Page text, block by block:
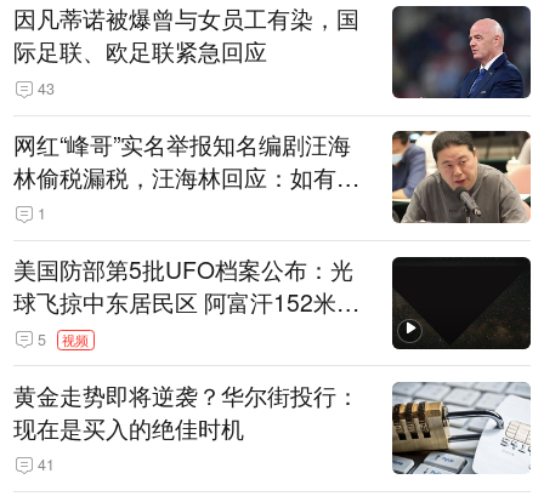
因凡蒂诺被爆曾与女员工有染，国
际足联、欧足联紧急回应
43
网红“峰哥”实名举报知名编剧汪海
林偷税漏税，汪海林回应：如有违
法行为，相关机构自会进行评判和
处理
1
美国防部第5批UFO档案公布：光
球飞掠中东居民区 阿富汗152米三
角形遮蔽星光
5 视频
黄金走势即将逆袭？华尔街投行：
现在是买入的绝佳时机
41